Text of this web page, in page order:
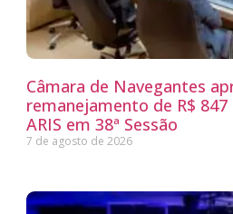
Câmara de Navegantes
remanejamento de R$
ARIS em 38ª Sessão
7 de agosto de 2026